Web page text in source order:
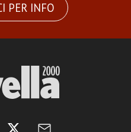
PER INFO